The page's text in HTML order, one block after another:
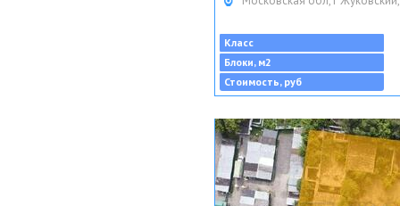
Класс
Блоки, м2
Стоимость, руб